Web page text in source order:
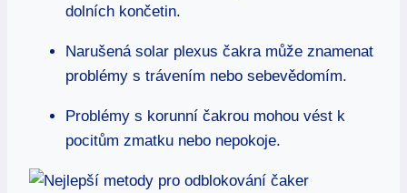
dolních končetin.
Narušená solar plexus čakra může znamenat
problémy s trávením nebo sebevědomím.
Problémy s korunní čakrou mohou vést k
pocitům zmatku nebo nepokoje.